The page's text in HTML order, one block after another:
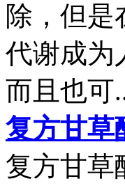
除，但是
代谢成为
而且也可
复方甘草
复方甘草